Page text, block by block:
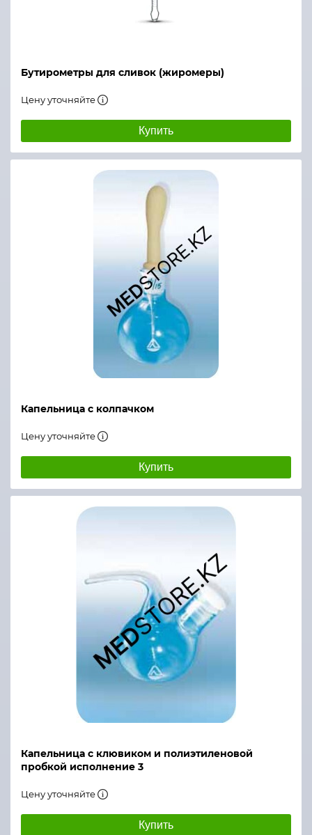
Бутирометры для сливок (жиромеры)
Цену уточняйте
Купить
Капельница с колпачком
Цену уточняйте
Купить
Капельница с клювиком и полиэтиленовой
пробкой исполнение 3
Цену уточняйте
Купить